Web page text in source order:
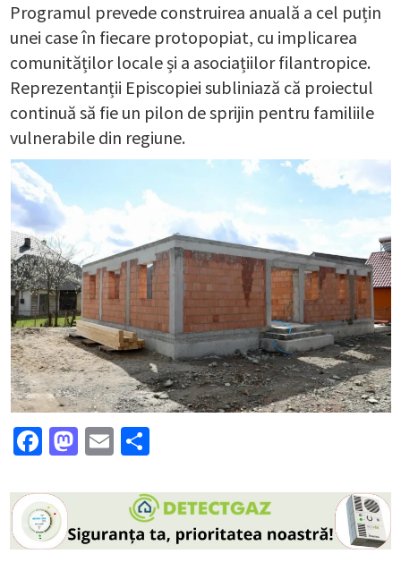
Programul prevede construirea anuală a cel puțin
unei case în fiecare protopopiat, cu implicarea
comunităților locale și a asociațiilor filantropice.
Reprezentanții Episcopiei subliniază că proiectul
continuă să fie un pilon de sprijin pentru familiile
vulnerabile din regiune.
Facebook
Mastodon
Email